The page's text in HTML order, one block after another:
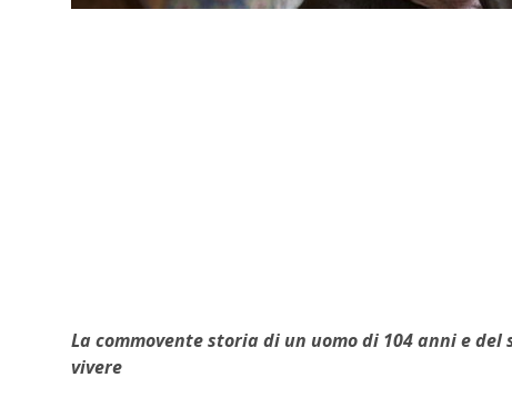
La commovente storia di un uomo di 104 anni e
vivere